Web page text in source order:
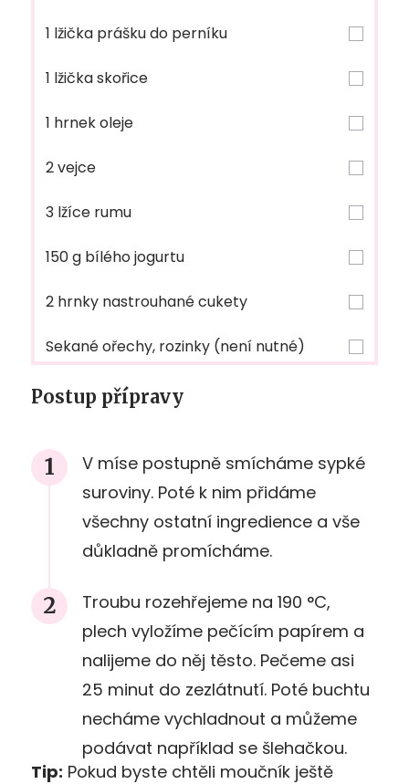
1 lžička prášku do perníku
1 lžička skořice
1 hrnek oleje
2 vejce
3 lžíce rumu
150 g bílého jogurtu
2 hrnky nastrouhané cukety
Sekané ořechy, rozinky (není nutné)
Postup přípravy
V míse postupně smícháme sypké
suroviny. Poté k nim přidáme
všechny ostatní ingredience a vše
důkladně promícháme.
Troubu rozehřejeme na 190 °C,
plech vyložíme pečícím papírem a
nalijeme do něj těsto. Pečeme asi
25 minut do zezlátnutí. Poté buchtu
necháme vychladnout a můžeme
podávat například se šlehačkou.
Tip: Pokud byste chtěli moučník ještě